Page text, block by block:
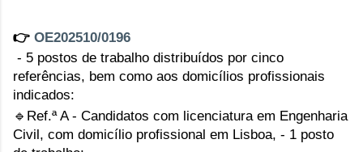
👉 OE202510/0196
- 5 postos de trabalho distribuídos por cinco
referências, bem como aos domicílios profissionais
indicados:
🔹Ref.ª A - Candidatos com licenciatura em Engenharia
Civil, com domicílio profissional em Lisboa, - 1 posto